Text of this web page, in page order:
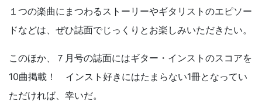
１つの楽曲にまつわるストーリーやギタリストのエピソー
ドなどは、ぜひ誌面でじっくりとお楽しみいただきたい。
このほか、７月号の誌面にはギター・インストのスコアを
10曲掲載！ インスト好きにはたまらない1冊となってい
ただければ、幸いだ。